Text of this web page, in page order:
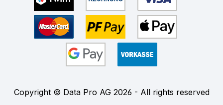
Copyright © Data Pro AG 2026 - All rights reserved